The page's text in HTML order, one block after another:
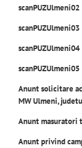
scanPUZUlmeni02
scanPUZUlmeni03
scanPUZUlmeni04
scanPUZUlmeni05
Anunt solicitare
MW Ulmeni,
Anunt masuratori
Anunt privind